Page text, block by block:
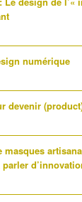
numérique
devenir
masques